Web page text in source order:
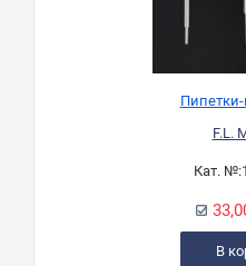
F.L.
Кат. №:
В